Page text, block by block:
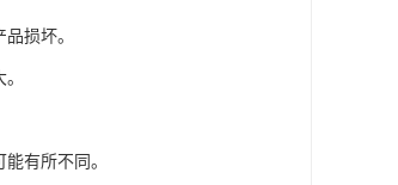
损坏。
有所不同。